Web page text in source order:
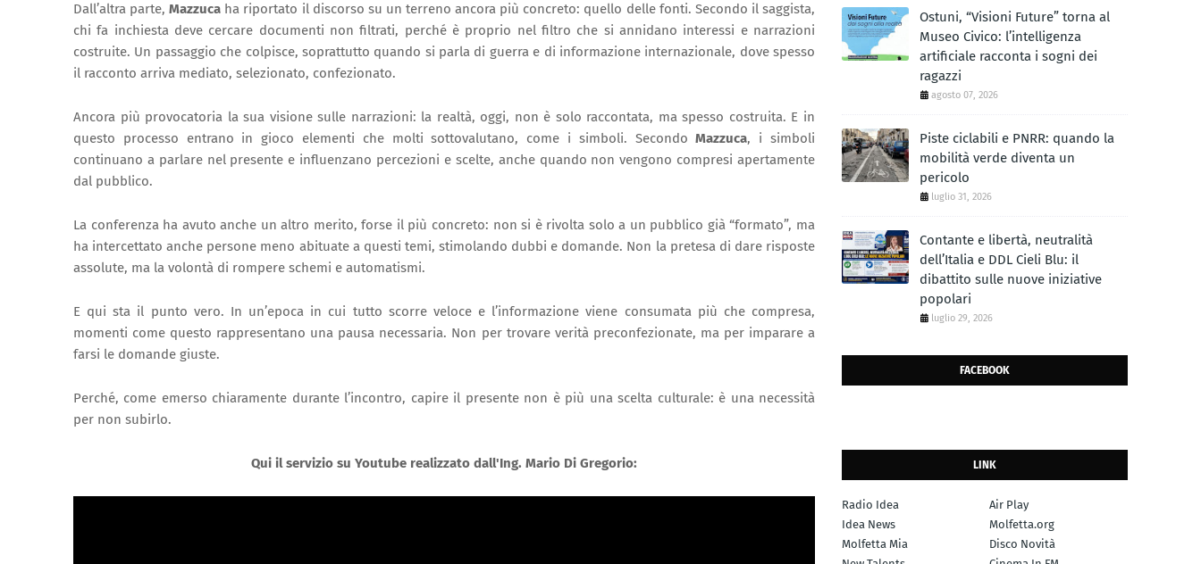
Dall’altra parte,Mazzuca ha riportato il discorso su un terreno ancora più concreto: quello delle fonti. Secondo il saggista,
chi fa inchiesta deve cercare documenti non filtrati, perché è proprio nel filtro che si annidano interessi e narrazioni
costruite. Un passaggio che colpisce, soprattutto quando si parla di guerra e di informazione internazionale, dove spesso
il racconto arriva mediato, selezionato, confezionato.
Ancora più provocatoria la sua visione sulle narrazioni: la realtà, oggi, non è solo raccontata, ma spesso costruita. E in
questo processo entrano in gioco elementi che molti sottovalutano, come i simboli. SecondoMazzuca, i simboli
continuano a parlare nel presente e influenzano percezioni e scelte, anche quando non vengono compresi apertamente
dal pubblico.
La conferenza ha avuto anche un altro merito, forse il più concreto: non si è rivolta solo a un pubblico già “formato”, ma
ha intercettato anche persone meno abituate a questi temi, stimolando dubbi e domande. Non la pretesa di dare risposte
assolute, ma la volontà di rompere schemi e automatismi.
E qui sta il punto vero. In un’epoca in cui tutto scorre veloce e l’informazione viene consumata più che compresa,
momenti come questo rappresentano una pausa necessaria. Non per trovare verità preconfezionate, ma per imparare a
farsi le domande giuste.
Perché, come emerso chiaramente durante l’incontro, capire il presente non è più una scelta culturale: è una necessità
per non subirlo.
Qui il servizio su Youtube realizzato dall'Ing. Mario Di Gregorio:
Ostuni, “Visioni Future” torna al
Museo Civico: l’intelligenza
artificiale racconta i sogni dei
ragazzi
agosto 07, 2026
Piste ciclabili e PNRR: quando la
mobilità verde diventa un
pericolo
luglio 31, 2026
Contante e libertà, neutralità
dell’Italia e DDL Cieli Blu: il
dibattito sulle nuove iniziative
popolari
luglio 29, 2026
FACEBOOK
LINK
Radio Idea
Air Play
Idea News
Molfetta.org
Molfetta Mia
Disco Novità